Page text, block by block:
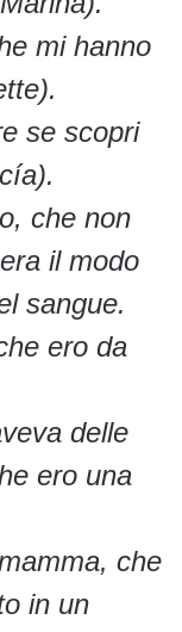
mi hanno
se scopri
che non
il modo
sangue.
ero da
delle
ero una
che
in un